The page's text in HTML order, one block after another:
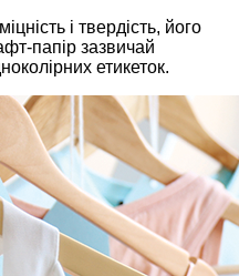
і твердість, його
папір зазвичай
етикеток.